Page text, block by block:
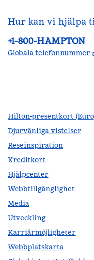
Hur kan vi hjälpa
Telefon:
+1-800-HAMPTON
Globala telefonnummer
Hilton-presentkort
Djurvänliga vistelser
Reseinspiration
Kreditkort
Hjälpcenter
Webbtillgänglighet
Media
Utveckling
Karriärmöjligheter
Webbplatskarta